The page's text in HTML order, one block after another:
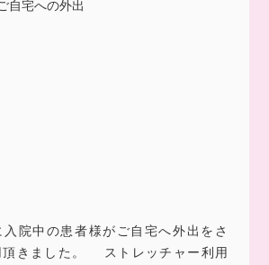
院中の患者様がご自宅へ外出をさ
頂きました。 ストレッチャー利用